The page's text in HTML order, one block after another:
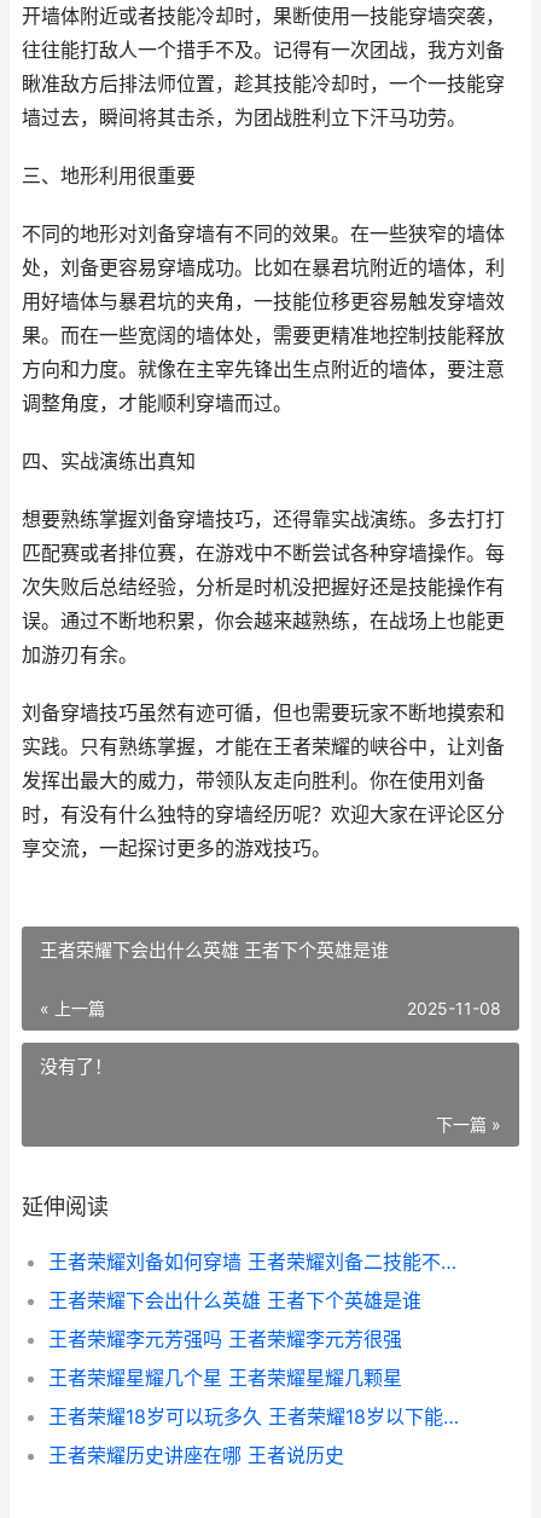
开墙体附近或者技能冷却时，果断使用一技能穿墙突袭，
往往能打敌人一个措手不及。记得有一次团战，我方刘备
瞅准敌方后排法师位置，趁其技能冷却时，一个一技能穿
墙过去，瞬间将其击杀，为团战胜利立下汗马功劳。
三、地形利用很重要
不同的地形对刘备穿墙有不同的效果。在一些狭窄的墙体
处，刘备更容易穿墙成功。比如在暴君坑附近的墙体，利
用好墙体与暴君坑的夹角，一技能位移更容易触发穿墙效
果。而在一些宽阔的墙体处，需要更精准地控制技能释放
方向和力度。就像在主宰先锋出生点附近的墙体，要注意
调整角度，才能顺利穿墙而过。
四、实战演练出真知
想要熟练掌握刘备穿墙技巧，还得靠实战演练。多去打打
匹配赛或者排位赛，在游戏中不断尝试各种穿墙操作。每
次失败后总结经验，分析是时机没把握好还是技能操作有
误。通过不断地积累，你会越来越熟练，在战场上也能更
加游刃有余。
刘备穿墙技巧虽然有迹可循，但也需要玩家不断地摸索和
实践。只有熟练掌握，才能在王者荣耀的峡谷中，让刘备
发挥出最大的威力，带领队友走向胜利。你在使用刘备
时，有没有什么独特的穿墙经历呢？欢迎大家在评论区分
享交流，一起探讨更多的游戏技巧。
王者荣耀下会出什么英雄 王者下个英雄是谁
« 上一篇 2025-11-08
没有了！
下一篇 »
延伸阅读
王者荣耀刘备如何穿墙 王者荣耀刘备二技能不能穿墙
王者荣耀下会出什么英雄 王者下个英雄是谁
王者荣耀李元芳强吗 王者荣耀李元芳很强
王者荣耀星耀几个星 王者荣耀星耀几颗星
王者荣耀18岁可以玩多久 王者荣耀18岁以下能玩多久
王者荣耀历史讲座在哪 王者说历史